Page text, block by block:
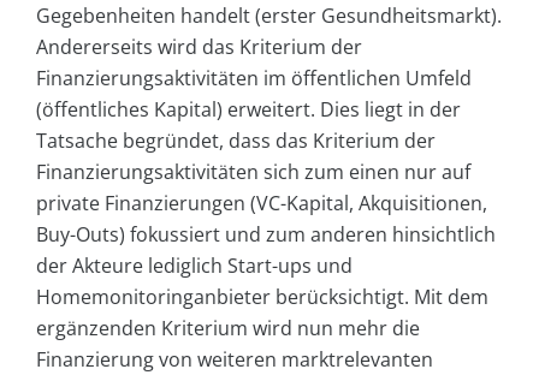
Gegebenheiten handelt (erster Gesundheitsmarkt).
Andererseits wird das Kriterium der
Finanzierungsaktivitäten im öffentlichen Umfeld
(öffentliches Kapital) erweitert. Dies liegt in der
Tatsache begründet, dass das Kriterium der
Finanzierungsaktivitäten sich zum einen nur auf
private Finanzierungen (VC-Kapital, Akquisitionen,
Buy-Outs) fokussiert und zum anderen hinsichtlich
der Akteure lediglich Start-ups und
Homemonitoringanbieter berücksichtigt. Mit dem
ergänzenden Kriterium wird nun mehr die
Finanzierung von weiteren marktrelevanten